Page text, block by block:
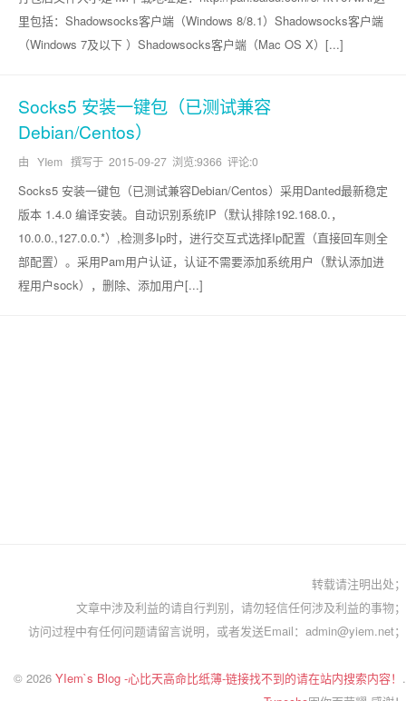
里包括：Shadowsocks客户端（Windows 8/8.1）Shadowsocks客户端
（Windows 7及以下 ）Shadowsocks客户端（Mac OS X）[...]
Socks5 安装一键包（已测试兼容
Debian/Centos）
由 YIem 撰写于 2015-09-27 浏览:9366 评论:0
Socks5 安装一键包（已测试兼容Debian/Centos）采用Danted最新稳定
版本 1.4.0 编译安装。自动识别系统IP（默认排除192.168.0.，
10.0.0.,127.0.0.*）,检测多Ip时，进行交互式选择Ip配置（直接回车则全
部配置）。采用Pam用户认证，认证不需要添加系统用户（默认添加进
程用户sock），删除、添加用户[...]
转载请注明出处；
文章中涉及利益的请自行判别，请勿轻信任何涉及利益的事物；
访问过程中有任何问题请留言说明，或者发送Email：admin@yiem.net；
© 2026 YIem`s Blog -心比天高命比纸薄-链接找不到的请在站内搜索内容！ .